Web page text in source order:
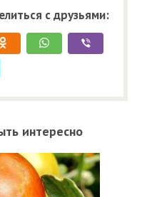
с друзьями:
интересно